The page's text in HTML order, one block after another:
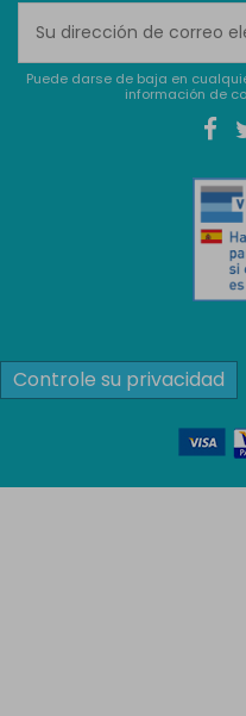
Puede darse de baja en
información de
Controle su privacidad